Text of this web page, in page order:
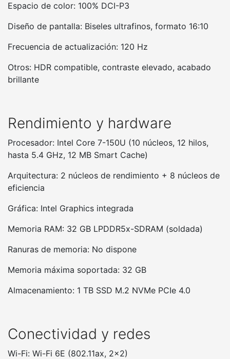
Espacio de color: 100% DCI-P3
Diseño de pantalla: Biseles ultrafinos, formato 16:10
Frecuencia de actualización: 120 Hz
Otros: HDR compatible, contraste elevado, acabado
brillante
Rendimiento y hardware
Procesador: Intel Core 7-150U (10 núcleos, 12 hilos,
hasta 5.4 GHz, 12 MB Smart Cache)
Arquitectura: 2 núcleos de rendimiento + 8 núcleos de
eficiencia
Gráfica: Intel Graphics integrada
Memoria RAM: 32 GB LPDDR5x-SDRAM (soldada)
Ranuras de memoria: No dispone
Memoria máxima soportada: 32 GB
Almacenamiento: 1 TB SSD M.2 NVMe PCIe 4.0
Conectividad y redes
Wi-Fi: Wi-Fi 6E (802.11ax, 2x2)